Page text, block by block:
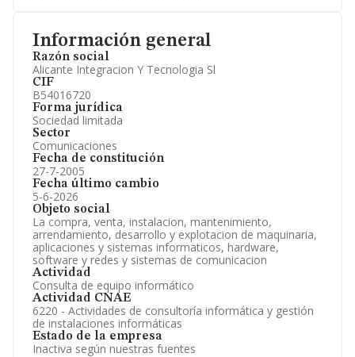
Información general
Razón social
Alicante Integracion Y Tecnologia Sl
CIF
B54016720
Forma jurídica
Sociedad limitada
Sector
Comunicaciones
Fecha de constitución
27-7-2005
Fecha último cambio
5-6-2026
Objeto social
La compra, venta, instalacion, mantenimiento,
arrendamiento, desarrollo y explotacion de maquinaria,
aplicaciones y sistemas informaticos, hardware,
software y redes y sistemas de comunicacion
Actividad
Consulta de equipo informático
Actividad CNAE
6220 - Actividades de consultoría informática y gestión
de instalaciones informáticas
Estado de la empresa
Inactiva según nuestras fuentes